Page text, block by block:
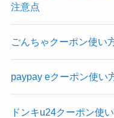
注意点
ごんちゃクーポン使い
paypay eクーポン使い
ドンキu24クーポン使